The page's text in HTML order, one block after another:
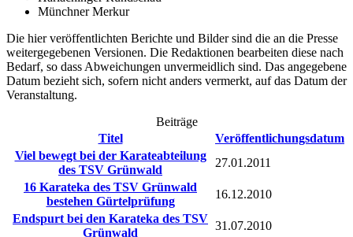
Münchner Merkur
Die hier veröffentlichten Berichte und Bilder sind die an die Presse
weitergegebenen Versionen. Die Redaktionen bearbeiten diese nach
Bedarf, so dass Abweichungen unvermeidlich sind. Das angegebene
Datum bezieht sich, sofern nicht anders vermerkt, auf das Datum der
Veranstaltung.
Beiträge
Titel
Veröffentlichungsdatum
Viel bewegt bei der Karateabteilung
des TSV Grünwald
27.01.2011
16 Karateka des TSV Grünwald
bestehen Gürtelprüfung
16.12.2010
Endspurt bei den Karateka des TSV
Grünwald
31.07.2010